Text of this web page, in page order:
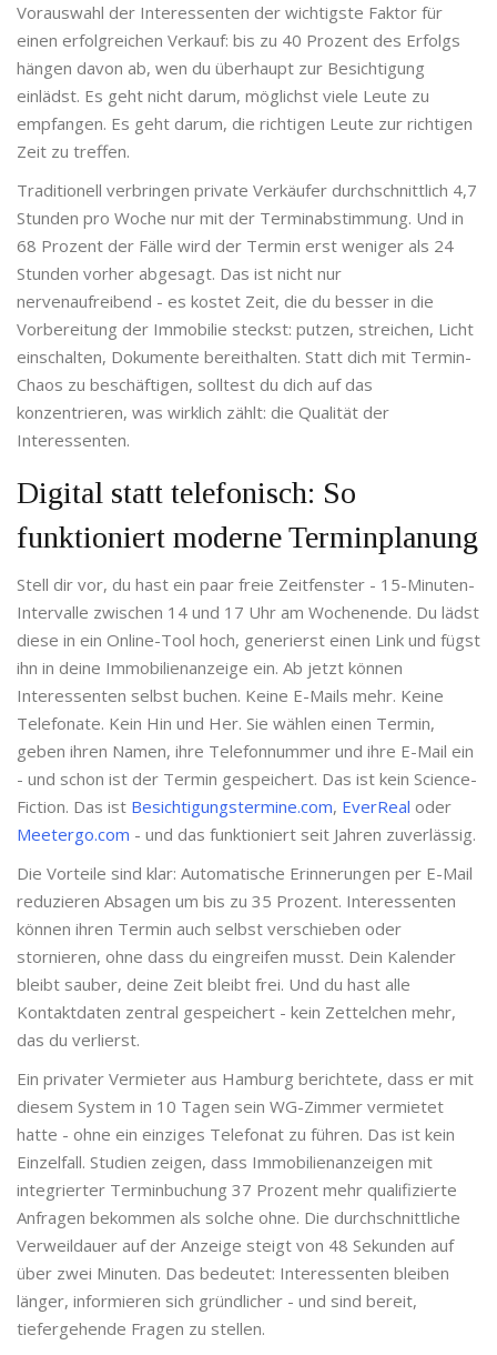
Vorauswahl der Interessenten der wichtigste Faktor für
einen erfolgreichen Verkauf: bis zu 40 Prozent des Erfolgs
hängen davon ab, wen du überhaupt zur Besichtigung
einlädst. Es geht nicht darum, möglichst viele Leute zu
empfangen. Es geht darum, die richtigen Leute zur richtigen
Zeit zu treffen.
Traditionell verbringen private Verkäufer durchschnittlich 4,7
Stunden pro Woche nur mit der Terminabstimmung. Und in
68 Prozent der Fälle wird der Termin erst weniger als 24
Stunden vorher abgesagt. Das ist nicht nur
nervenaufreibend - es kostet Zeit, die du besser in die
Vorbereitung der Immobilie steckst: putzen, streichen, Licht
einschalten, Dokumente bereithalten. Statt dich mit Termin-
Chaos zu beschäftigen, solltest du dich auf das
konzentrieren, was wirklich zählt: die Qualität der
Interessenten.
Digital statt telefonisch: So
funktioniert moderne Terminplanung
Stell dir vor, du hast ein paar freie Zeitfenster - 15-Minuten-
Intervalle zwischen 14 und 17 Uhr am Wochenende. Du lädst
diese in ein Online-Tool hoch, generierst einen Link und fügst
ihn in deine Immobilienanzeige ein. Ab jetzt können
Interessenten selbst buchen. Keine E-Mails mehr. Keine
Telefonate. Kein Hin und Her. Sie wählen einen Termin,
geben ihren Namen, ihre Telefonnummer und ihre E-Mail ein
- und schon ist der Termin gespeichert. Das ist kein Science-
Fiction. Das ist Besichtigungstermine.com, EverReal oder
Meetergo.com - und das funktioniert seit Jahren zuverlässig.
Die Vorteile sind klar: Automatische Erinnerungen per E-Mail
reduzieren Absagen um bis zu 35 Prozent. Interessenten
können ihren Termin auch selbst verschieben oder
stornieren, ohne dass du eingreifen musst. Dein Kalender
bleibt sauber, deine Zeit bleibt frei. Und du hast alle
Kontaktdaten zentral gespeichert - kein Zettelchen mehr,
das du verlierst.
Ein privater Vermieter aus Hamburg berichtete, dass er mit
diesem System in 10 Tagen sein WG-Zimmer vermietet
hatte - ohne ein einziges Telefonat zu führen. Das ist kein
Einzelfall. Studien zeigen, dass Immobilienanzeigen mit
integrierter Terminbuchung 37 Prozent mehr qualifizierte
Anfragen bekommen als solche ohne. Die durchschnittliche
Verweildauer auf der Anzeige steigt von 48 Sekunden auf
über zwei Minuten. Das bedeutet: Interessenten bleiben
länger, informieren sich gründlicher - und sind bereit,
tiefergehende Fragen zu stellen.